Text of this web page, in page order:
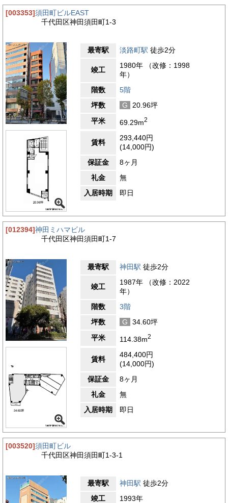
[003353]須田町ビルEAST
千代田区神田須田町1-3
最寄駅 淡路町駅 徒歩2分
竣工
1980年 （改修：1998
年）
階数
5階
坪数
G
20.96坪
平米
69.29m2
賃料
293,440円
(14,000円)
保証金
8ヶ月
礼金
無
入居時期
即日
[012394]神田ミハマビル
千代田区神田須田町1-7
最寄駅 神田駅 徒歩2分
竣工
1987年 （改修：2022
年）
階数
3階
坪数
G
34.60坪
平米
114.38m2
賃料
484,400円
(14,000円)
保証金
8ヶ月
礼金
無
入居時期
即日
[003520]須田町ビル
千代田区神田須田町1-3-1
最寄駅 神田駅 徒歩2分
竣工
1993年